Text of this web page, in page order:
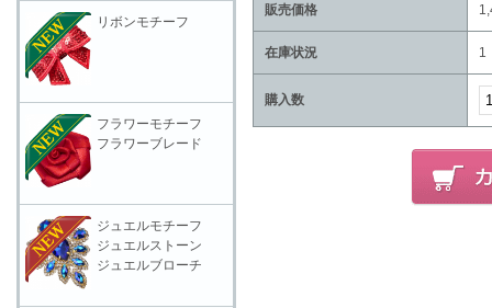
販売価格
在庫状況 1
購入数
リボンモチーフ
フラワーモチーフ
フラワーブレード
ジュエルモチーフ
ジュエルストーン
ジュエルブローチ